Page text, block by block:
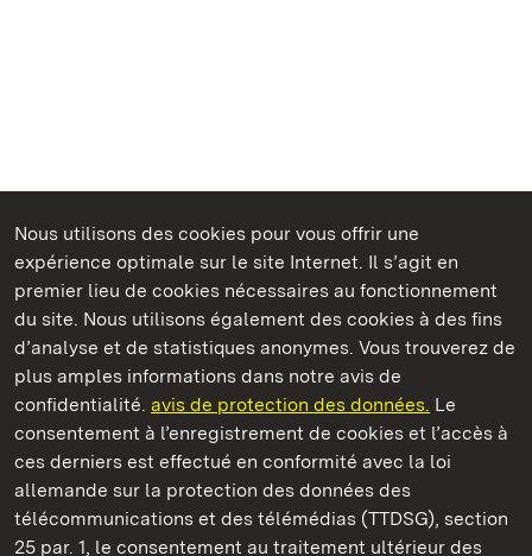
Nous utilisons des cookies pour vous offrir une
expérience optimale sur le site Internet. Il s’agit en
premier lieu de cookies nécessaires au fonctionnement
du site. Nous utilisons également des cookies à des fins
d’analyse et de statistiques anonymes. Vous trouverez de
plus amples informations dans notre avis de
confidentialité. avis de protection des données. Le
consentement à l’enregistrement de cookies et l’accès à
ces derniers est effectué en conformité avec la loi
allemande sur la protection des données des
télécommunications et des télémédias (TTDSG), section
25 par. 1, le consentement au traitement ultérieur des
Châteaux et jardins publics du Bade-Wurtemberg
Monastère de Maulbronn
Châteaux et jardins publics du Bade-Wurtemberg
Contact et informationsFAQ et réponsesMentions légales
Protection des données